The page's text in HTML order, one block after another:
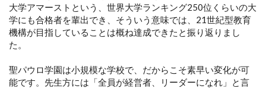
大学アマーストという、世界大学ランキング250位くらいの大
学にも合格者を輩出でき、そういう意味では、21世紀型教育
機構が目指していることは概ね達成できたと振り返りまし
た。
聖パウロ学園は小規模な学校で、だからこそ素早い変化が可
能です。先生方には「全員が経営者、リーダーになれ」と言